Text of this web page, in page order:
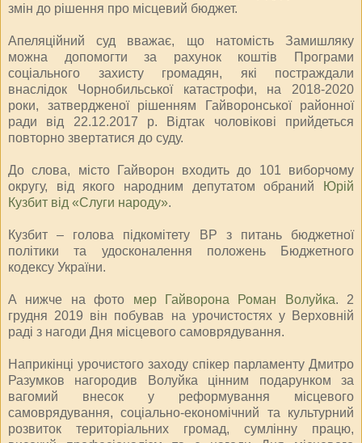
змін до рішення про місцевий бюджет.
Апеляційний суд вважає, що натомість Замишляку
можна допомогти за рахунок коштів Програми
соціального захисту громадян, які постраждали
внаслідок Чорнобильської катастрофи, на 2018-2020
роки, затвердженої рішенням Гайворонської районної
ради від 22.12.2017 р. Відтак чоловікові прийдеться
повторно звертатися до суду.
До слова, місто Гайворон входить до 101 виборчому
округу, від якого народним депутатом обраний
Юрій
Кузбит від «Слуги народу».
Кузбит – голова підкомітету ВР з питань бюджетної
політики та удосконалення положень Бюджетного
кодексу України.
А нижче на фото мер Гайворона Роман Волуйка. 2
грудня 2019 він побував на урочистостях у Верховній
раді з нагоди Дня місцевого самоврядування.
Наприкінці урочистого заходу спікер парламенту Дмитро
Разумков нагородив Волуйка цінним подарунком за
вагомий внесок у реформування місцевого
самоврядування, соціально-економічний та культурний
розвиток територіальних громад, сумлінну працю,